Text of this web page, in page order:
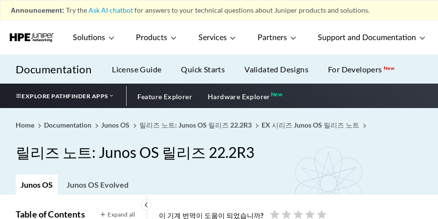
Announcement: Try theAsk AI chatbotfor answers to your technical questions about Juniper products and solutions.
Solutions Products Services Partners Support and Documentation
Documentation License Guide Quick Starts Validated Designs For DevelopersNew
EXPLORE PATHFINDER APPS Feature Explorer Hardware ExplorerNewNew application
Home Documentation Junos OS 릴리즈 노트: Junos OS 릴리즈 22.2R3 EX 시리즈 Junos OS 릴리즈 노트
릴리즈 노트: Junos OS 릴리즈 22.2R3
Junos OS Junos OS Evolved
keyboard_arrow_left
Table of Contents Expand all 이 기계 번역이 도움이 되었습니까? star star star star star